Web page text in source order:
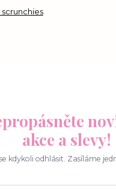
akce a slevy!
kdykoli odhlásit. Zasíláme